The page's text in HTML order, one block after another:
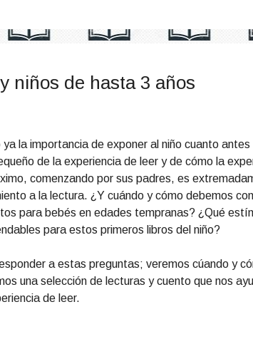
niños de hasta 3 años
la importancia de exponer al niño cuanto
de la experiencia de leer y de cómo la
comenzando por sus padres, es
a la lectura. ¿Y cuándo y cómo debemos
para bebés en edades tempranas? ¿Qué
para estos primeros libros del niño?
a estas preguntas; veremos cúando y
una selección de lecturas y cuento que nos
de leer.